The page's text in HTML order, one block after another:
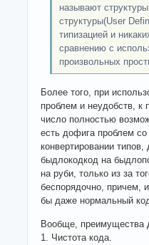
называют
структуры(User
типизацией и
сравнению с
произвольных
Более того, при
проблем и неудобств, к
число полностью
есть дофига проблем
конвертировании
быдлокодкод на
на руби, только из за
беспорядочно, причем,
бы даже нормальный
Вообще, преимущества
1. Чистота кода.